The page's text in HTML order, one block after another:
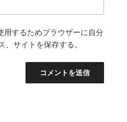
用するためブラウザーに自分
、サイトを保存する。